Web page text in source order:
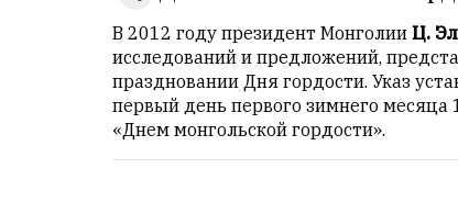
Пользователей:В 2012 году президент Монголии Ц.
исследований и предложений,
праздновании Дня гордости. Указ
первый день первого зимнего месяца
«Днем монгольской гордости».